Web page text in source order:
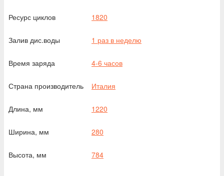
Ресурс циклов 1820
Залив дис.воды 1 раз в неделю
Время заряда 4-6 часов
Страна производитель Италия
Длина, мм 1220
Ширина, мм 280
Высота, мм 784